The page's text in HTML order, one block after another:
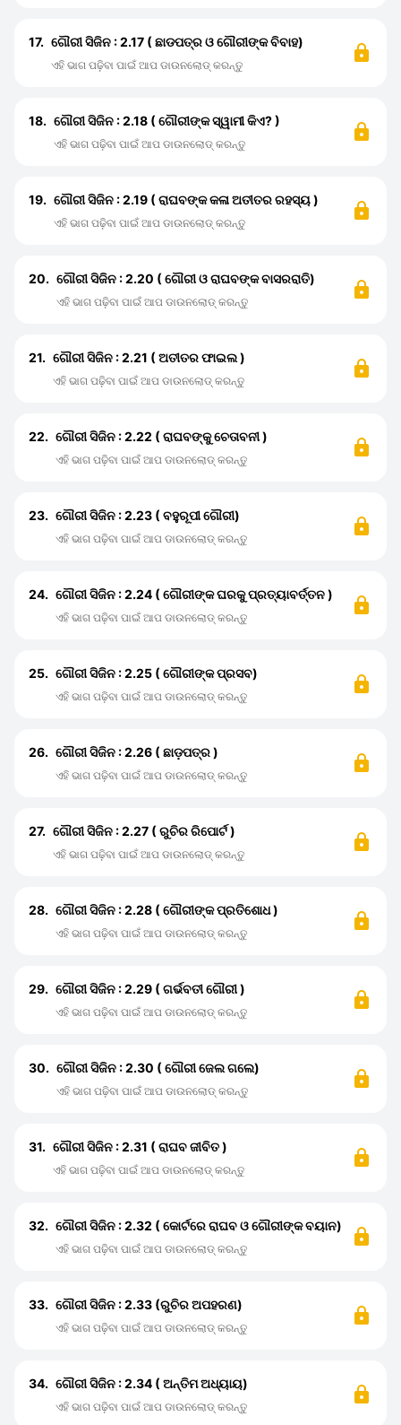
17. ଗୌରୀ ସିଜିନ : 2.17 ( ଛାଡପତ୍ର ଓ ଗୌରୀଙ୍କ ବିବାହ)
ଏହି ଭାଗ ପଢ଼ିବା ପାଇଁ ଆପ ଡାଉନଲୋଡ୍ କରନ୍ତୁ
18. ଗୌରୀ ସିଜିନ : 2.18 ( ଗୌରୀଙ୍କ ସ୍ୱାମୀ କିଏ? )
ଏହି ଭାଗ ପଢ଼ିବା ପାଇଁ ଆପ ଡାଉନଲୋଡ୍ କରନ୍ତୁ
19. ଗୌରୀ ସିଜିନ : 2.19 ( ରାଘବଙ୍କ କଳା ଅତୀତର ରହସ୍ୟ )
ଏହି ଭାଗ ପଢ଼ିବା ପାଇଁ ଆପ ଡାଉନଲୋଡ୍ କରନ୍ତୁ
20. ଗୌରୀ ସିଜିନ : 2.20 ( ଗୌରୀ ଓ ରାଘବଙ୍କ ବାସରରାତି)
ଏହି ଭାଗ ପଢ଼ିବା ପାଇଁ ଆପ ଡାଉନଲୋଡ୍ କରନ୍ତୁ
21. ଗୌରୀ ସିଜିନ : 2.21 ( ଅତୀତର ଫାଇଲ )
ଏହି ଭାଗ ପଢ଼ିବା ପାଇଁ ଆପ ଡାଉନଲୋଡ୍ କରନ୍ତୁ
22. ଗୌରୀ ସିଜିନ : 2.22 ( ରାଘବଙ୍କୁ ଚେତାବନୀ )
ଏହି ଭାଗ ପଢ଼ିବା ପାଇଁ ଆପ ଡାଉନଲୋଡ୍ କରନ୍ତୁ
23. ଗୌରୀ ସିଜିନ : 2.23 ( ବହୁରୂପୀ ଗୌରୀ)
ଏହି ଭାଗ ପଢ଼ିବା ପାଇଁ ଆପ ଡାଉନଲୋଡ୍ କରନ୍ତୁ
24. ଗୌରୀ ସିଜିନ : 2.24 ( ଗୌରୀଙ୍କ ଘରକୁ ପ୍ରତ୍ୟାବର୍ତ୍ତନ )
ଏହି ଭାଗ ପଢ଼ିବା ପାଇଁ ଆପ ଡାଉନଲୋଡ୍ କରନ୍ତୁ
25. ଗୌରୀ ସିଜିନ : 2.25 ( ଗୌରୀଙ୍କ ପ୍ରସବ)
ଏହି ଭାଗ ପଢ଼ିବା ପାଇଁ ଆପ ଡାଉନଲୋଡ୍ କରନ୍ତୁ
26. ଗୌରୀ ସିଜିନ : 2.26 ( ଛାଡ଼ପତ୍ର )
ଏହି ଭାଗ ପଢ଼ିବା ପାଇଁ ଆପ ଡାଉନଲୋଡ୍ କରନ୍ତୁ
27. ଗୌରୀ ସିଜିନ : 2.27 ( ରୁଚିର ରିପୋର୍ଟ )
ଏହି ଭାଗ ପଢ଼ିବା ପାଇଁ ଆପ ଡାଉନଲୋଡ୍ କରନ୍ତୁ
28. ଗୌରୀ ସିଜିନ : 2.28 ( ଗୌରୀଙ୍କ ପ୍ରତିଶୋଧ )
ଏହି ଭାଗ ପଢ଼ିବା ପାଇଁ ଆପ ଡାଉନଲୋଡ୍ କରନ୍ତୁ
29. ଗୌରୀ ସିଜିନ : 2.29 ( ଗର୍ଭବତୀ ଗୌରୀ )
ଏହି ଭାଗ ପଢ଼ିବା ପାଇଁ ଆପ ଡାଉନଲୋଡ୍ କରନ୍ତୁ
30. ଗୌରୀ ସିଜିନ : 2.30 ( ଗୌରୀ ଜେଲ ଗଲେ)
ଏହି ଭାଗ ପଢ଼ିବା ପାଇଁ ଆପ ଡାଉନଲୋଡ୍ କରନ୍ତୁ
31. ଗୌରୀ ସିଜିନ : 2.31 ( ରାଘବ ଜୀବିତ )
ଏହି ଭାଗ ପଢ଼ିବା ପାଇଁ ଆପ ଡାଉନଲୋଡ୍ କରନ୍ତୁ
32. ଗୌରୀ ସିଜିନ : 2.32 ( କୋର୍ଟରେ ରାଘବ ଓ ଗୌରୀଙ୍କ ବୟାନ)
ଏହି ଭାଗ ପଢ଼ିବା ପାଇଁ ଆପ ଡାଉନଲୋଡ୍ କରନ୍ତୁ
33. ଗୌରୀ ସିଜିନ : 2.33 (ରୁଚିର ଅପହରଣ)
ଏହି ଭାଗ ପଢ଼ିବା ପାଇଁ ଆପ ଡାଉନଲୋଡ୍ କରନ୍ତୁ
34. ଗୌରୀ ସିଜିନ : 2.34 ( ଅନ୍ତିମ ଅଧ୍ୟାୟ)
ଏହି ଭାଗ ପଢ଼ିବା ପାଇଁ ଆପ ଡାଉନଲୋଡ୍ କରନ୍ତୁ